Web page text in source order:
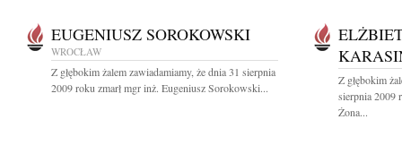
EUGENIUSZ SOROKOWSKI
WROCŁAW
Z głębokim żalem zawiadamiamy, że dnia 31 sierpnia
2009 roku zmarł mgr inż. Eugeniusz Sorokowski...
Z głębokim
sierpnia 2009
Żona...